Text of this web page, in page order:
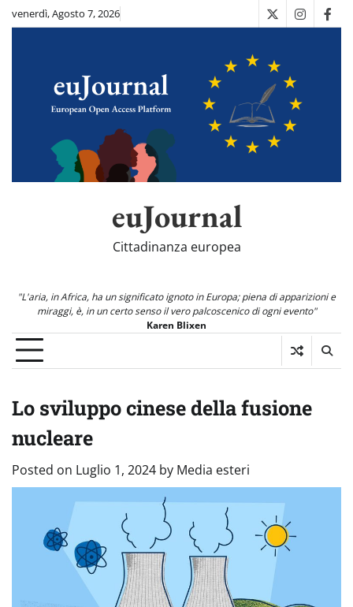
Skipvenerdì, Agosto 7, 2026 X
euJournal
Cittadinanza europea
"L'aria, in Africa, ha un significato ignoto in Europa; piena di apparizioni e
miraggi, è, in un certo senso il vero palcoscenico di ogni evento"
Karen Blixen
Lo sviluppo cinese della fusione
nucleare
Posted on Luglio 1, 2024 by Media esteri